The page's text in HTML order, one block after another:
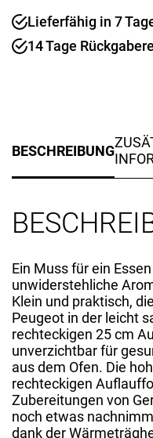
ecru
Menge
Lieferfähig in 7
14 Tage
BESCHREIBUNG
Ein Muss für ein
unwiderstehliche
Klein und praktisch,
Peugeot in der leicht
rechteckigen 25 cm
unverzichtbar für
aus dem Ofen. Die
rechteckigen
Zubereitungen von
noch etwas
dank der